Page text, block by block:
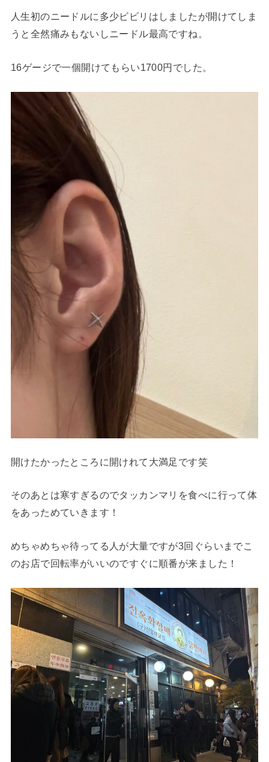
人生初のニードルに多少ビビリはしましたが開けてしま
うと全然痛みもないしニードル最高ですね。
16ゲージで一個開けてもらい1700円でした。
開けたかったところに開けれて大満足です笑
そのあとは寒すぎるのでタッカンマリを食べに行って体
をあっためていきます！
めちゃめちゃ待ってる人が大量ですが3回ぐらいまでこ
のお店で回転率がいいのですぐに順番が来ました！